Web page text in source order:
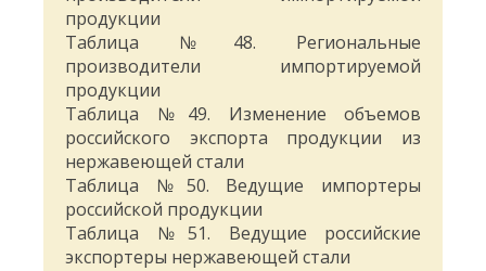
продукции
Таблица №48. Региональные
производители импортируемой
продукции
Таблица №49. Изменение объемов
российского экспорта продукции из
нержавеющей стали
Таблица №50. Ведущие импортеры
российской продукции
Таблица №51. Ведущие российские
экспортеры нержавеющей стали